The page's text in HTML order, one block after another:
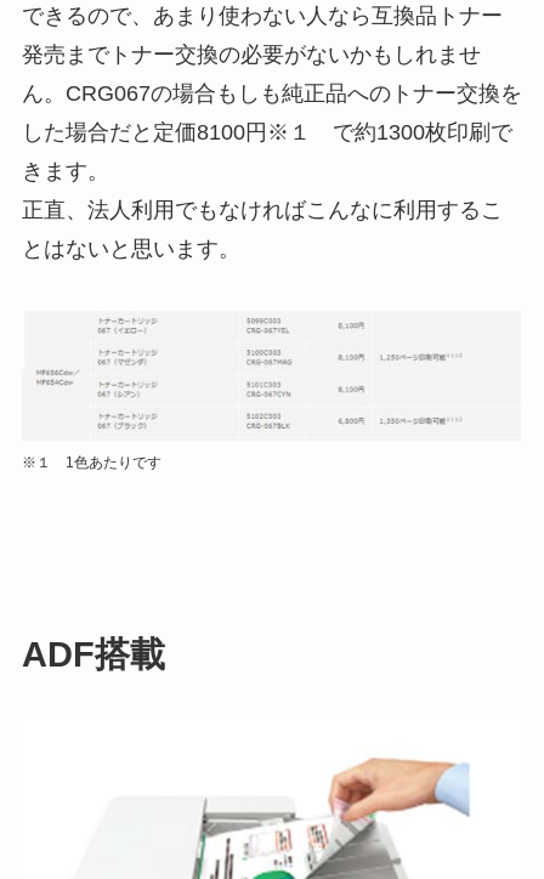
できるので、あまり使わない人なら互換品トナー
発売までトナー交換の必要がないかもしれませ
ん。CRG067の場合もしも純正品へのトナー交換を
した場合だと定価8100円※１ で約1300枚印刷で
きます。
正直、法人利用でもなければこんなに利用するこ
とはないと思います。
※１ 1色あたりです
ADF搭載